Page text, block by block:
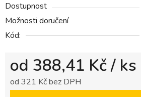
Dostupnost
Možnosti doručení
Kód:
od 388,41 Kč/ ks
od 321 Kčbez DPH